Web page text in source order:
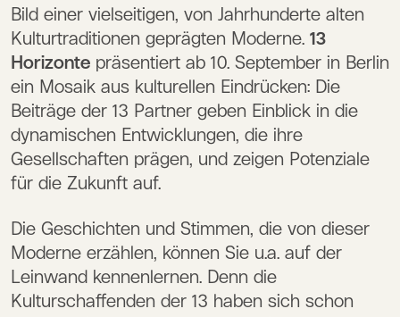
Bild einer vielseitigen, von Jahrhunderte alten
Kulturtraditionen geprägten Moderne. 13
Horizonte präsentiert ab 10. September in Berlin
ein Mosaik aus kulturellen Eindrücken: Die
Beiträge der 13 Partner geben Einblick in die
dynamischen Entwicklungen, die ihre
Gesellschaften prägen, und zeigen Potenziale
für die Zukunft auf.
Die Geschichten und Stimmen, die von dieser
Moderne erzählen, können Sie u.a. auf der
Leinwand kennenlernen. Denn die
Kulturschaffenden der 13 haben sich schon